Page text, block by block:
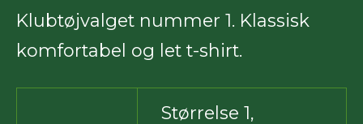
Klubtøjvalget nummer 1. Klassisk
komfortabel og let t-shirt.
Størrelse 1,